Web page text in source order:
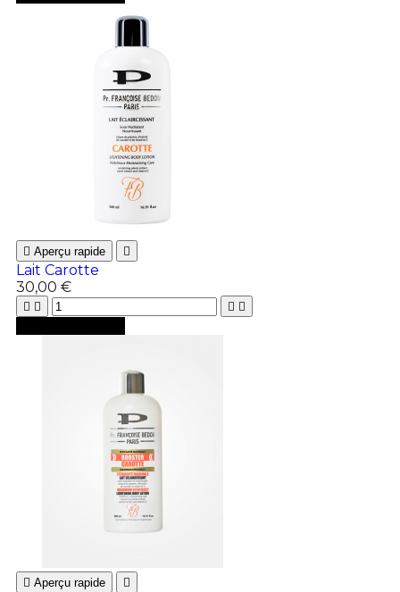
 Aperçu rapide 
Lait Carotte
30,00 €
   
 Aperçu rapide 